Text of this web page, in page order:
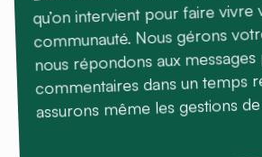
qu’on intervient pour faire vivre
communauté. Nous gérons
nous répondons aux messages
commentaires dans un temps
assurons même les gestions